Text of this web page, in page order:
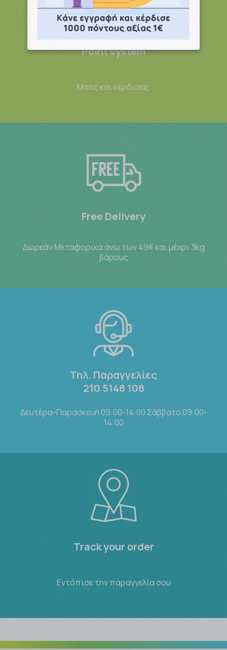
Point system
Μπες και κέρδισες
Free Delivery
Δωρεάν Μεταφορικά άνω των 49€ και μέχρι 3kg
βάρους
Τηλ. Παραγγελίες
210 5148 108
Δευτέρα-Παρασκευή 09:00-14:00 Σάββατο 09:00-
14:00
Track your order
Εντόπισε την παραγγελία σου